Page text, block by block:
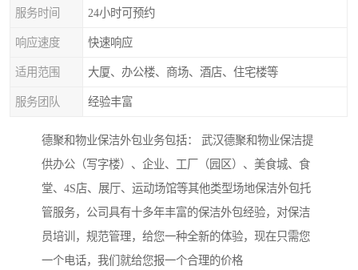
服务时间 24小时可预约
响应速度 快速响应
适用范围 大厦、办公楼、商场、酒店、住宅楼等
服务团队 经验丰富
德聚和物业保洁外包业务包括： 武汉德聚和物业保洁提
供办公（写字楼）、企业、工厂（园区）、美食城、食
堂、4S店、展厅、运动场馆等其他类型场地保洁外包托
管服务，公司具有十多年丰富的保洁外包经验，对保洁
员培训，规范管理，给您一种全新的体验，现在只需您
一个电话，我们就给您报一个合理的价格